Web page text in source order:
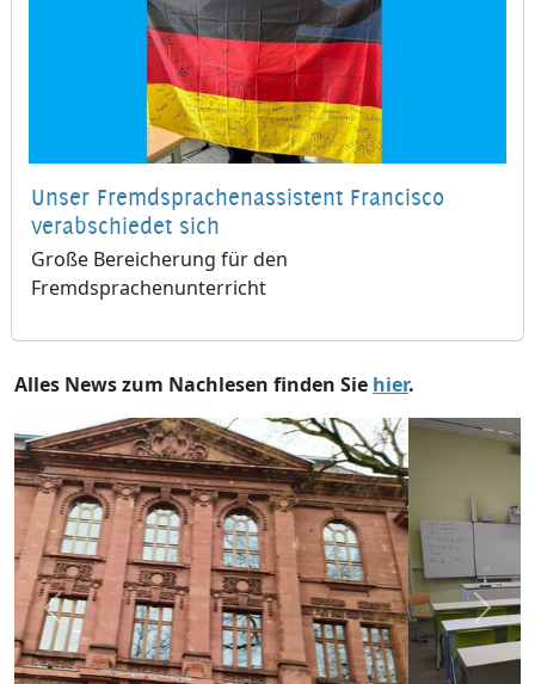
Unser Fremdsprachenassistent Francisco
verabschiedet sich
Große Bereicherung für den
Fremdsprachenunterricht
Alles News zum Nachlesen finden Sie hier.
zurück